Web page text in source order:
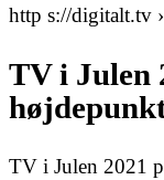
http s://digitalt.tv
TV i Julen
TV i Julen 2021